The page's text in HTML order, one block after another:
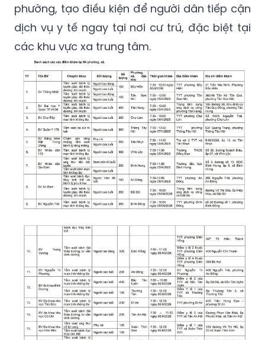
phường, tạo điều kiện để người dân tiếp cận
dịch vụ y tế ngay tại nơi cư trú, đặc biệt tại
các khu vực xa trung tâm.